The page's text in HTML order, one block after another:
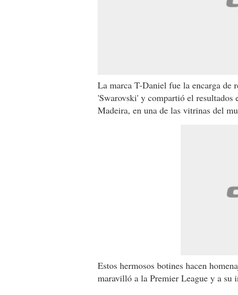
La marca T-Daniel fue la encarga de
'Swarovski' y compartió el resultados
Madeira, en una de las vitrinas del
Estos hermosos botines hacen
maravilló a la Premier League y a su